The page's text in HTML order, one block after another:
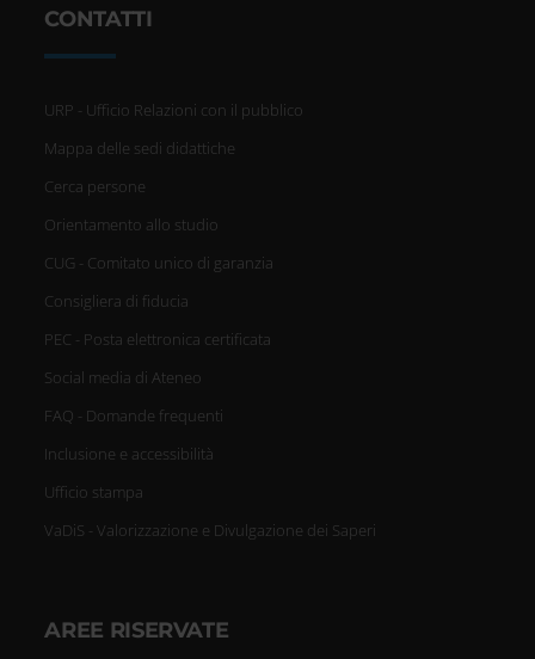
CONTATTI
URP - Ufficio Relazioni con il pubblico
Mappa delle sedi didattiche
Cerca persone
Orientamento allo studio
CUG - Comitato unico di garanzia
Consigliera di fiducia
PEC - Posta elettronica certificata
Social media di Ateneo
FAQ - Domande frequenti
Inclusione e accessibilità
Ufficio stampa
VaDiS - Valorizzazione e Divulgazione dei Saperi
AREE RISERVATE